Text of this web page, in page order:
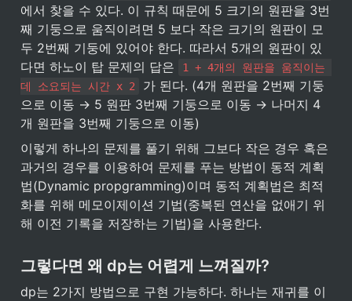
에서 찾을 수 있다. 이 규칙 때문에 5 크기의 원판을 3번
째 기둥으로 움직이려면 5 보다 작은 크기의 원판이 모
두 2번째 기둥에 있어야 한다. 따라서 5개의 원판이 있
다면 하노이 탑 문제의 답은
1 + 4개의 원판을 움직이는
데 소요되는 시간 x 2
가 된다. (4개 원판을 2번째 기둥
으로 이동 → 5 원판 3번째 기둥으로 이동 → 나머지 4
개 원판을 3번째 기둥으로 이동)
이렇게 하나의 문제를 풀기 위해 그보다 작은 경우 혹은
과거의 경우를 이용하여 문제를 푸는 방법이 동적 계획
법(Dynamic propgramming)이며 동적 계획법은 최적
화를 위해 메모이제이션 기법(중복된 연산을 없애기 위
해 이전 기록을 저장하는 기법)을 사용한다.
그렇다면 왜 dp는 어렵게 느껴질까?
dp는 2가지 방법으로 구현 가능하다. 하나는 재귀를 이